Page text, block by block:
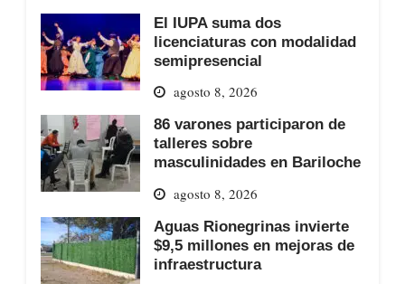
El IUPA suma dos
licenciaturas con modalidad
semipresencial
agosto 8, 2026
86 varones participaron de
talleres sobre
masculinidades en Bariloche
agosto 8, 2026
Aguas Rionegrinas invierte
$9,5 millones en mejoras de
infraestructura